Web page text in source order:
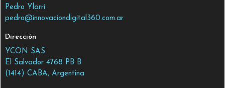
Pedro Ylarri
pedro@innovaciondigital360.com.ar
Dirección
YCON SAS
El Salvador 4768 PB B
(1414) CABA, Argentina